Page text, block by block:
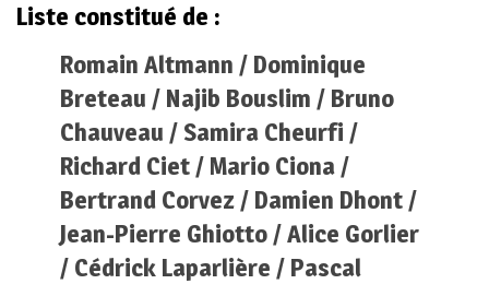
Liste constitué de :
Romain Altmann / Dominique
Breteau / Najib Bouslim / Bruno
Chauveau / Samira Cheurfi /
Richard Ciet / Mario Ciona /
Bertrand Corvez / Damien Dhont /
Jean-Pierre Ghiotto / Alice Gorlier
/ Cédrick Laparlière / Pascal